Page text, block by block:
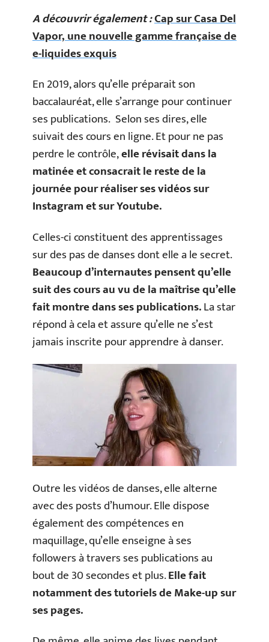
A découvrir également :Cap sur Casa Del
Vapor, une nouvelle gamme française de
e-liquides exquis
En 2019, alors qu’elle préparait son
baccalauréat, elle s’arrange pour continuer
ses publications. Selon ses dires, elle
suivait des cours en ligne. Et pour ne pas
perdre le contrôle,elle révisait dans la
matinée et consacrait le reste de la
journée pour réaliser ses vidéos sur
Instagram et sur Youtube.
Celles-ci constituent des apprentissages
sur des pas de danses dont elle a le secret.
Beaucoup d’internautes pensent qu’elle
suit des cours au vu de la maîtrise qu’elle
fait montre dans ses publications.La star
répond à cela et assure qu’elle ne s’est
jamais inscrite pour apprendre à danser.
Outre les vidéos de danses, elle alterne
avec des posts d’humour. Elle dispose
également des compétences en
maquillage, qu’elle enseigne à ses
followers à travers ses publications au
bout de 30 secondes et plus.Elle fait
notamment des tutoriels de Make-up sur
ses pages.